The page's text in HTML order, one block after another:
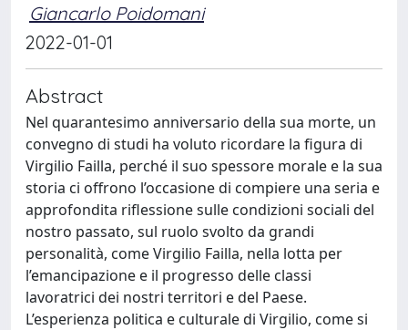
Giancarlo Poidomani
2022-01-01
Abstract
Nel quarantesimo anniversario della sua morte, un
convegno di studi ha voluto ricordare la figura di
Virgilio Failla, perché il suo spessore morale e la sua
storia ci offrono l’occasione di compiere una seria e
approfondita riflessione sulle condizioni sociali del
nostro passato, sul ruolo svolto da grandi
personalità, come Virgilio Failla, nella lotta per
l’emancipazione e il progresso delle classi
lavoratrici dei nostri territori e del Paese.
L’esperienza politica e culturale di Virgilio, come si